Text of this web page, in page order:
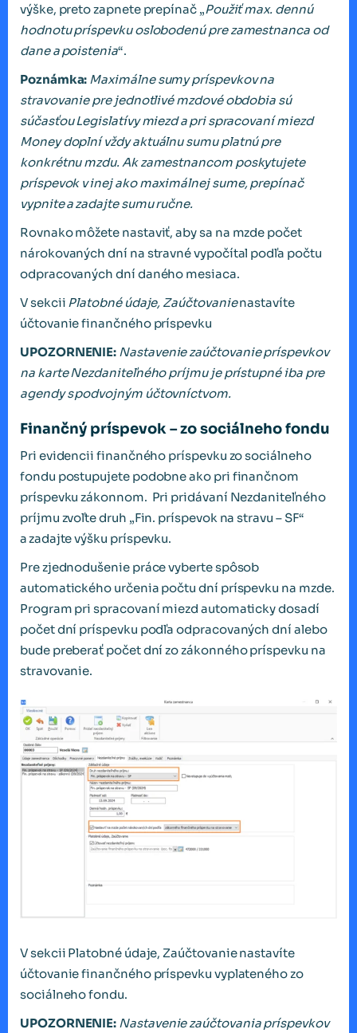
výške, preto zapnete prepínač „Použiť max. dennú
hodnotu príspevku oslobodenú pre zamestnanca od
dane apoistenia“.
Poznámka: Maximálne sumy príspevkov na
stravovanie pre jednotlivé mzdové obdobia sú
súčasťou Legislatívy miezd apri spracovanímiezd
Money doplnívždy aktuálnu sumu platnúpre
konkrétnu mzdu. Ak zamestnancom poskytujete
príspevok vinej ako maximálnej sume, prepínač
vypnite azadajte sumu ručne.
Rovnako môžete nastaviť, aby sa na mzde počet
nárokovaných dní na stravné vypočítal podľa počtu
odpracovaných dní daného mesiaca.
V sekcii Platobné údaje, Zaúčtovanienastavíte
účtovanie finančného príspevku
UPOZORNENIE: Nastavenie zaúčtovanie príspevkov
na karte Nezdaniteľného príjmu je prístupné iba pre
agendy spodvojným účtovníctvom.
Finančný príspevok – zo sociálneho fondu
Pri evidencii finančného príspevku zo sociálneho
fondu postupujete podobne ako pri finančnom
príspevku zákonnom. Pri pridávaní Nezdaniteľného
príjmu zvoľte druh „Fin. príspevok na stravu – SF“
a zadajte výšku príspevku.
Pre zjednodušenie práce vyberte spôsob
automatického určenia počtu dní príspevku na mzde.
Program pri spracovaní miezd automaticky dosadí
počet dní príspevku podľa odpracovaných dní alebo
bude preberať počet dní zo zákonného príspevku na
stravovanie.
V sekcii Platobné údaje, Zaúčtovanie nastavíte
účtovanie finančného príspevku vyplateného zo
sociálneho fondu.
UPOZORNENIE: Nastavenie zaúčtovania príspevkov